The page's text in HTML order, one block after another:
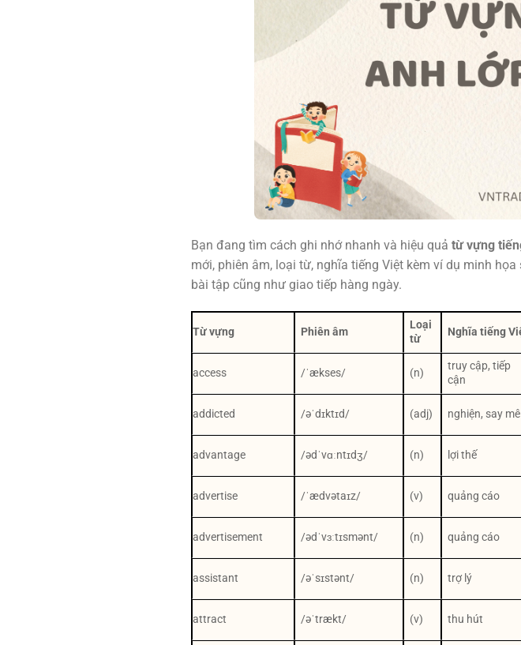
Bạn đang tìm cách ghi nhớ nhanh và hiệu quả từ vựng
mới, phiên âm, loại từ, nghĩa tiếng Việt kèm ví dụ minh
bài tập cũng như giao tiếp hàng ngày.
Từ vựng Phiên âm
Loại
từ
Nghĩa tiếng
access /ˈækses/ (n)
truy cập, tiếp
cận
addicted /əˈdɪktɪd/ (adj) nghiện, say mê
advantage /ədˈvɑːntɪdʒ/ (n) lợi thế
advertise /ˈædvətaɪz/ (v) quảng cáo
advertisement /ədˈvɜːtɪsmənt/ (n) quảng cáo
assistant /əˈsɪstənt/ (n) trợ lý
attract /əˈtrækt/ (v) thu hút